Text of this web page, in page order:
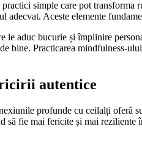
simple care pot
Aceste elemente
aduc bucurie și împlinire
bine. Practicarea mindfulness-
autentice
profunde cu ceilalți oferă
să fie mai fericite și mai